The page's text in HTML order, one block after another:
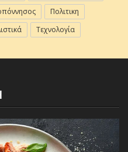
Πολιτικη
Τεχνολογία